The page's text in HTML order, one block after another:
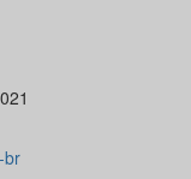
br